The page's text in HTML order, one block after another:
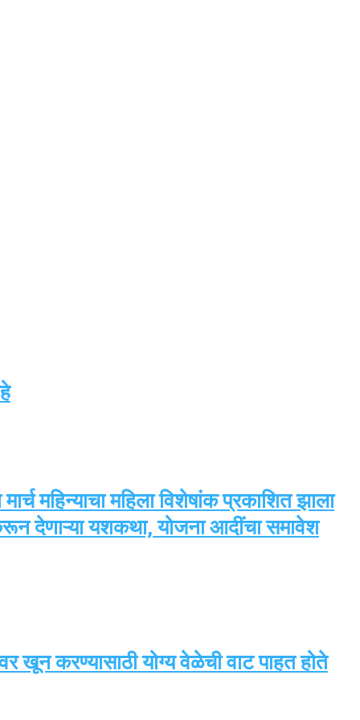
महिन्याचा महिला विशेषांक प्रकाशित झाला
देणाऱ्या यशकथा, योजना आदींचा समावेश
खून करण्यासाठी योग्य वेळेची वाट पाहत होते